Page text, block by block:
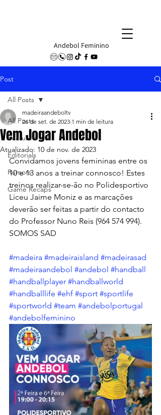
Andebol Feminino
Post
All Posts
Featured
Editorials
Rumors
Game Recaps
All Posts
Vem Jogar Andebol
madeiraandeboltv
26 de set. de 2023 1 min de leitura
Atualizado: 10 de nov. de 2023
Convidamos jovens femininas entre os
10 e 13 anos a treinar connosco! Estes
treinos realizar-se-ão no Polidesportivo
Liceu Jaime Moniz e as marcações
deverão ser feitas a partir do contacto
do Professor Nuno Reis (964 574 994).
SOMOS SAD
#madeira #madeiraisland #madeirasad
#madeiraandebol #andebol #handball
#handballplayer #handballworld
#handballlife #ehf #sport #sportlife
#sportworld #team #andebolportugal
#andebolfeminino